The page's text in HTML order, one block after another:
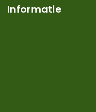
Informatie